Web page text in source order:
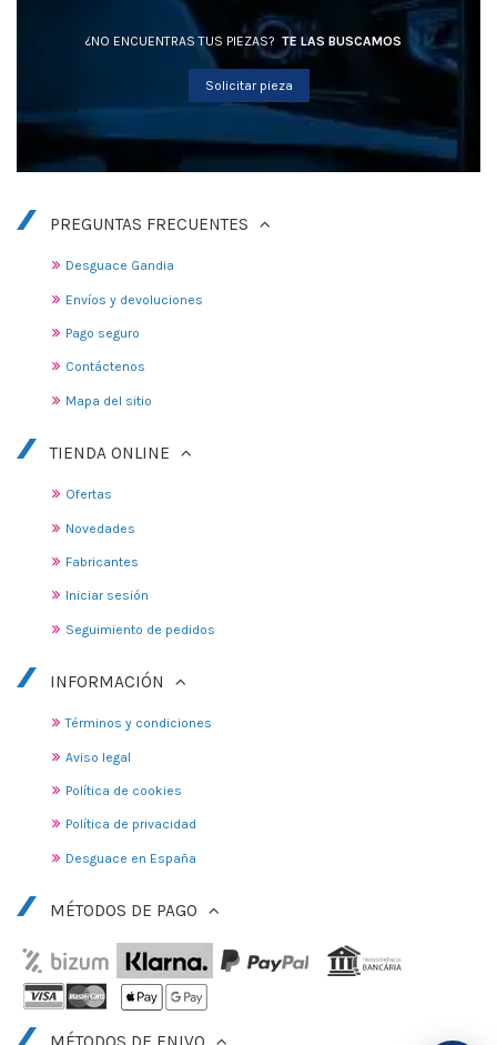
¿NO ENCUENTRAS TUS PIEZAS? TE LAS BUSCAMOS
Solicitar pieza
PREGUNTAS FRECUENTES
Desguace Gandia
Envíos y devoluciones
Pago seguro
Contáctenos
Mapa del sitio
TIENDA ONLINE
Ofertas
Novedades
Fabricantes
Iniciar sesión
Seguimiento de pedidos
INFORMACIÓN
Términos y condiciones
Aviso legal
Política de cookies
Política de privacidad
Desguace en España
MÉTODOS DE PAGO